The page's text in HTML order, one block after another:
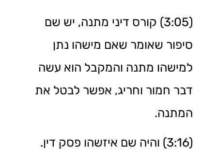
(3:05) קורס דיני מתנה, יש שם
סיפור שאומר שאם מישהו נתן
למישהו מתנה והמקבל הוא עשה
דבר חמור וחריג, אפשר לבטל את
המתנה.
(3:16) והיה שם איזשהו פסק דין.